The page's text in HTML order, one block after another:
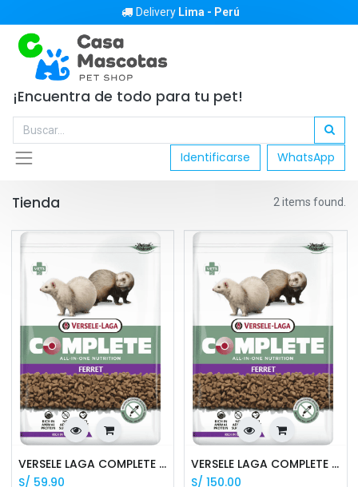
Delivery Lima - Perú
¡Encuentra de todo para tu pet!
Identificarse WhatsApp
Tienda 2 items found.
VERSELE LAGA COMPLETE FERRET/HURÓN X 750G
S/ 59.90
VERSELE LAGA COMPLETE FERRET/HURÓN X 2.5 KG
S/ 150.00